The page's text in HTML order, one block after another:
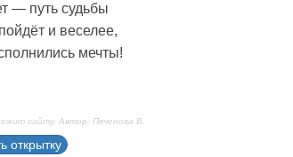
— путь судьбы
и веселее,
мечты!
сайту. Автор: Печенова В.
открытку